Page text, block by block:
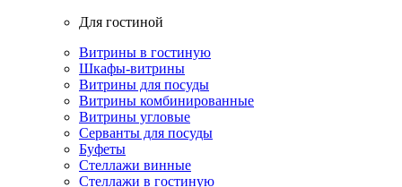
Для гостиной
Витрины в гостиную
Шкафы-витрины
Витрины для посуды
Витрины комбинированные
Витрины угловые
Серванты для посуды
Буфеты
Стеллажи винные
Стеллажи в гостиную